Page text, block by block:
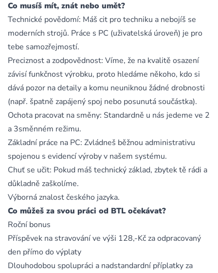
Co musíš mít, znát nebo umět?
Technické povědomí: Máš cit pro techniku a nebojíš se
moderních strojů. Práce s PC (uživatelská úroveň) je pro
tebe samozřejmostí.
Preciznost a zodpovědnost: Víme, že na kvalitě osazení
závisí funkčnost výrobku, proto hledáme někoho, kdo si
dává pozor na detaily a komu neuniknou žádné drobnosti
(např. špatně zapájený spoj nebo posunutá součástka).
Ochota pracovat na směny: Standardně u nás jedeme ve 2
a 3směnném režimu.
Základní práce na PC: Zvládneš běžnou administrativu
spojenou s evidencí výroby v našem systému.
Chuť se učit: Pokud máš technický základ, zbytek tě rádi a
důkladně zaškolíme.
Výborná znalost českého jazyka.
Co můžeš za svou práci od BTL očekávat?
Roční bonus
Příspěvek na stravování ve výši 128,-Kč za odpracovaný
den přímo do výplaty
Dlouhodobou spolupráci a nadstandardní příplatky za